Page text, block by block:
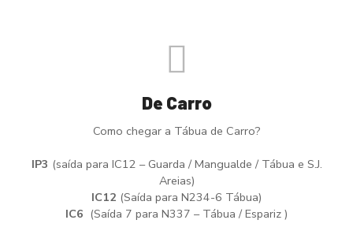
De Carro
Como chegar a Tábua de Carro?
IP3 (saída para IC12 – Guarda / Mangualde / Tábua e S.J.
Areias)
IC12 (Saída para N234-6 Tábua)
IC6 (Saída 7 para N337 – Tábua / Espariz )